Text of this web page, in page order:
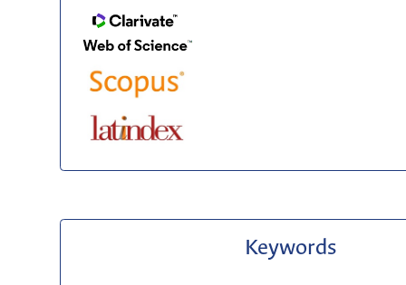
Keywords